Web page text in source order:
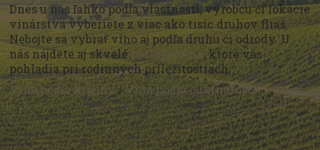
Dnes u nás ľahko podľa vlastností, výrobcu či lokácie
vinárstva vyberiete z viac ako tisíc druhov fliaš.
Nebojte sa vybrať víno aj podľa druhu či odrody. U
nás nájdete aj skveléportské vína, ktoré vás
pohladia pri rodinných príležitostiach.
Vína podľa krajiny/Vína podľa cukrnatosti